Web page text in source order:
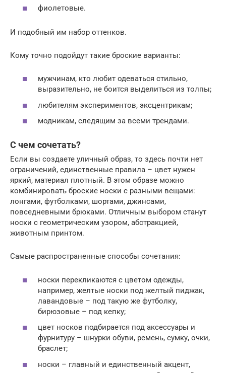
фиолетовые.
И подобный им набор оттенков.
Кому точно подойдут такие броские варианты:
мужчинам, кто любит одеваться стильно,
выразительно, не боится выделиться из толпы;
любителям экспериментов, эксцентрикам;
модникам, следящим за всеми трендами.
С чем сочетать?
Если вы создаете уличный образ, то здесь почти нет
ограничений, единственные правила – цвет нужен
яркий, материал плотный. В этом образе можно
комбинировать броские носки с разными вещами:
лонгами, футболками, шортами, джинсами,
повседневными брюками. Отличным выбором станут
носки с геометрическим узором, абстракцией,
животным принтом.
Самые распространенные способы сочетания:
носки перекликаются с цветом одежды,
например, желтые носки под желтый пиджак,
лавандовые – под такую же футболку,
бирюзовые – под кепку;
цвет носков подбирается под аксессуары и
фурнитуру – шнурки обуви, ремень, сумку, очки,
браслет;
носки – главный и единственный акцент,